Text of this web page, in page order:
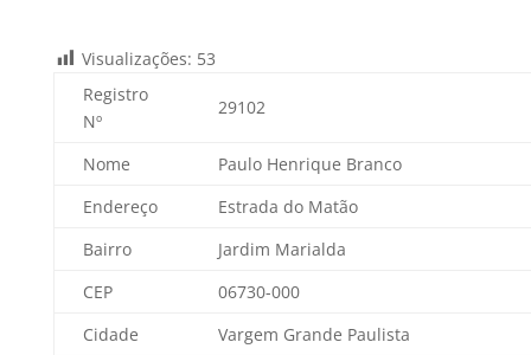
Visualizações: 53
Registro
Nº
29102
Nome
Paulo Henrique Branco
Endereço
Estrada do Matão
Bairro
Jardim Marialda
CEP
06730-000
Cidade
Vargem Grande Paulista